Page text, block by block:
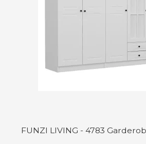
FUNZI LIVING - 4783